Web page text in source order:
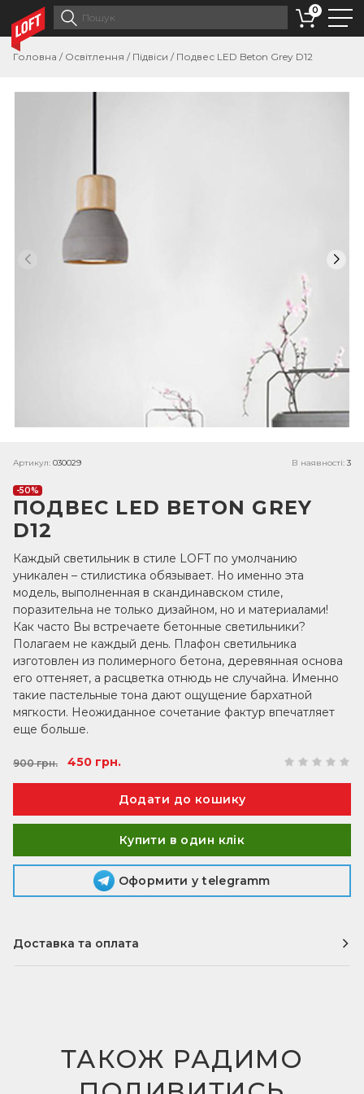
0
Головна / Освітлення / Підвіси / Подвес LED Beton Grey D12
Артикул: 030029 В наявності: 3
-50%
ПОДВЕС LED BETON GREY
D12
Каждый светильник в стиле LOFT по умолчанию
уникален – стилистика обязывает. Но именно эта
модель, выполненная в скандинавском стиле,
поразительна не только дизайном, но и материалами!
Как часто Вы встречаете бетонные светильники?
Полагаем не каждый день. Плафон светильника
изготовлен из полимерного бетона, деревянная основа
его оттеняет, а расцветка отнюдь не случайна. Именно
такие пастельные тона дают ощущение бархатной
мягкости. Неожиданное сочетание фактур впечатляет
еще больше.
900 грн. 450 грн.
Купити в один клік
Оформити у telegramm
Доставка та оплата
Служби доставки по Україні
Здійснюється будь-якими службами доставки
ТАКОЖ РАДИМО